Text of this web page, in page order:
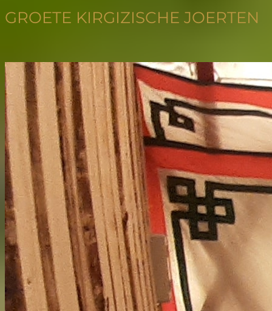
GROETE KIRGIZISCHE JOERTEN